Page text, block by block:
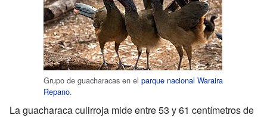
Grupo de guacharacas en el parque nacional Waraira
Repano.
La guacharaca culirroja mide entre 53 y 61 centímetros de